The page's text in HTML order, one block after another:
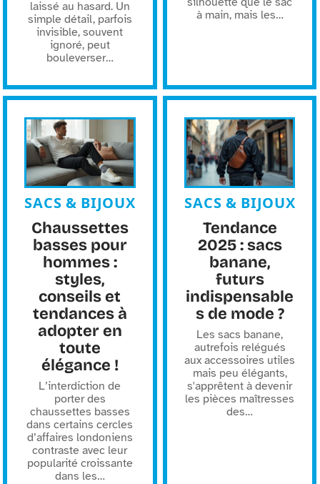
laissé au hasard. Un
simple détail, parfois
invisible, souvent
ignoré, peut
bouleverser…
à main, mais les…
SACS & BIJOUX
Chaussettes
basses pour
hommes :
styles,
conseils et
tendances à
adopter en
toute
élégance !
L’interdiction de
porter des
chaussettes basses
dans certains cercles
d’affaires londoniens
contraste avec leur
popularité croissante
dans les…
SACS & BIJOUX
Tendance
2025 : sacs
banane,
futurs
indispensable
s de mode ?
Les sacs banane,
autrefois relégués
aux accessoires utiles
mais peu élégants,
s'apprêtent à devenir
les pièces maîtresses
des…